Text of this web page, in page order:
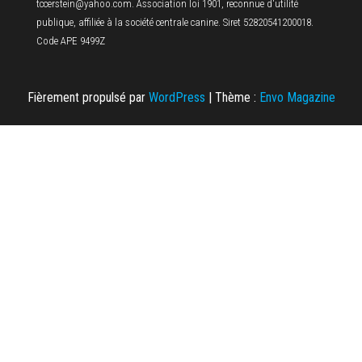
tccerstein@yahoo.com. Association loi 1901, reconnue d'utilité
publique, affiliée à la société centrale canine. Siret 52820541200018.
Code APE 9499Z
Fièrement propulsé par WordPress Thème : Envo Magazine